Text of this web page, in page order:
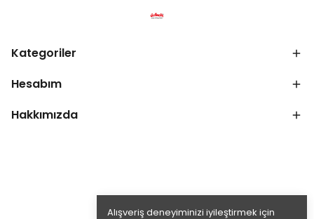
Alışveriş deneyiminizi iyileştirmek için
Kategoriler
Hesabım
Hakkımızda